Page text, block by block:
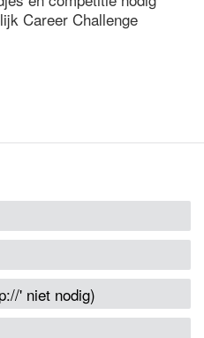
Career Challenge